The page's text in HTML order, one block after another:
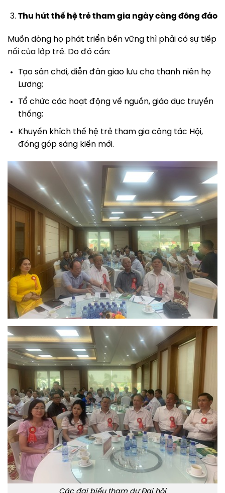
Thu hút thế hệ trẻ tham gia ngày càng đông đảo
Muốn dòng họ phát triển bền vững thì phải có sự tiếp
nối của lớp trẻ. Do đó cần:
Tạo sân chơi, diễn đàn giao lưu cho thanh niên họ
Lương;
Tổ chức các hoạt động về nguồn, giáo dục truyền
thống;
Khuyến khích thế hệ trẻ tham gia công tác Hội,
đóng góp sáng kiến mới.